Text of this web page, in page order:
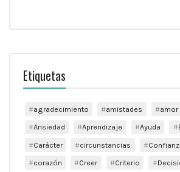
Etiquetas
agradecimiento amistades amor
Ansiedad
Aprendizaje Ayuda
Carácter
circunstancias
corazón
Creer Criterio